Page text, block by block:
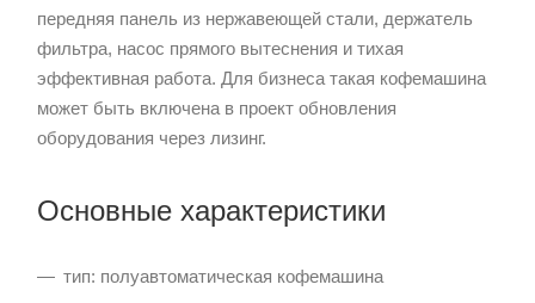
передняя панель из нержавеющей стали, держатель
фильтра, насос прямого вытеснения и тихая
эффективная работа. Для бизнеса такая кофемашина
может быть включена в проект обновления
оборудования через лизинг.
Основные характеристики
тип: полуавтоматическая кофемашина